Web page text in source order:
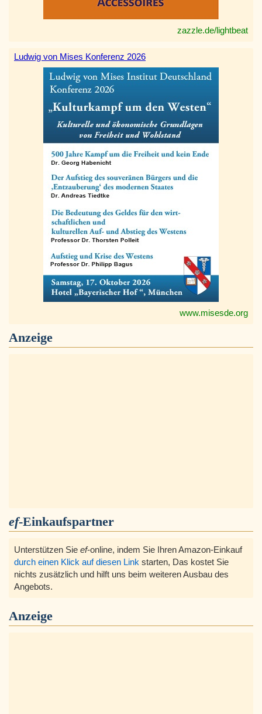
zazzle.de/lightbeat
Ludwig von Mises Konferenz 2026
www.misesde.org
Anzeige
ef-Einkaufspartner
Unterstützen Sie ef-online, indem Sie Ihren Amazon-Einkauf
durch einen Klick auf diesen Link starten, Das kostet Sie
nichts zusätzlich und hilft uns beim weiteren Ausbau des
Angebots.
Anzeige